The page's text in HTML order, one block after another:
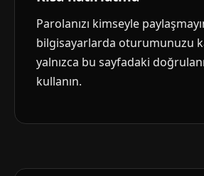
Parolanızı kimseyle
bilgisayarlarda oturumunuzu
yalnızca bu sayfadaki
kullanın.